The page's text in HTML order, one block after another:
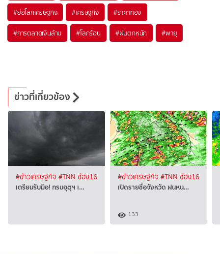
#ย่อโลกเศรษฐกิจ #เศรษฐกิจ #ราคาทอง
#การตลาดเงินล้าน #โลกร้อน #ฝนตกหนัก #พายุ
ข่าวที่เกี่ยวข้อง
#ข่าวเศรษฐกิจ #TNN ช่อง16
เตรียมรับมือ! กรมอุตุฯ เ…
#ข่าวเศรษฐกิจ #TNN ช่อง16
เปิดรายชื่อจังหวัด ฝนหน…
133